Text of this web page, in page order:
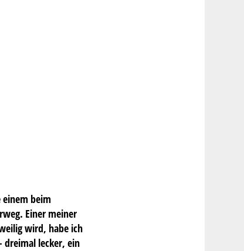
beim
Einer meiner
wird, habe ich
lecker, ein